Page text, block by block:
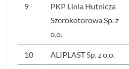
9
PKP Linia Hutnicza
Szerokotorowa Sp. z
o.o.
10 ALIPLAST Sp. z o.o.